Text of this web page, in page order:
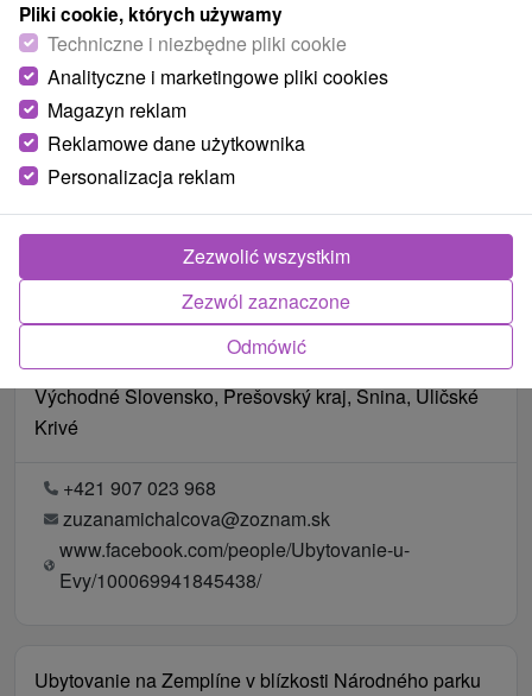
Lokalizacja
Východné Slovensko, Prešovský kraj, Snina, Uličské
Krivé
+421 907 023 968
zuzanamichalcova@zoznam.sk
www.facebook.com/people/Ubytovanie-u-
Evy/100069941845438/
Ubytovanie na Zemplíne v blízkosti Národného parku
Pliki cookie, których używamy
Techniczne i niezbędne pliki cookie
Analityczne i marketingowe pliki cookies
Magazyn reklam
Reklamowe dane użytkownika
Personalizacja reklam
Odmówić
Zezwól zaznaczone
Zezwolić wszystkim